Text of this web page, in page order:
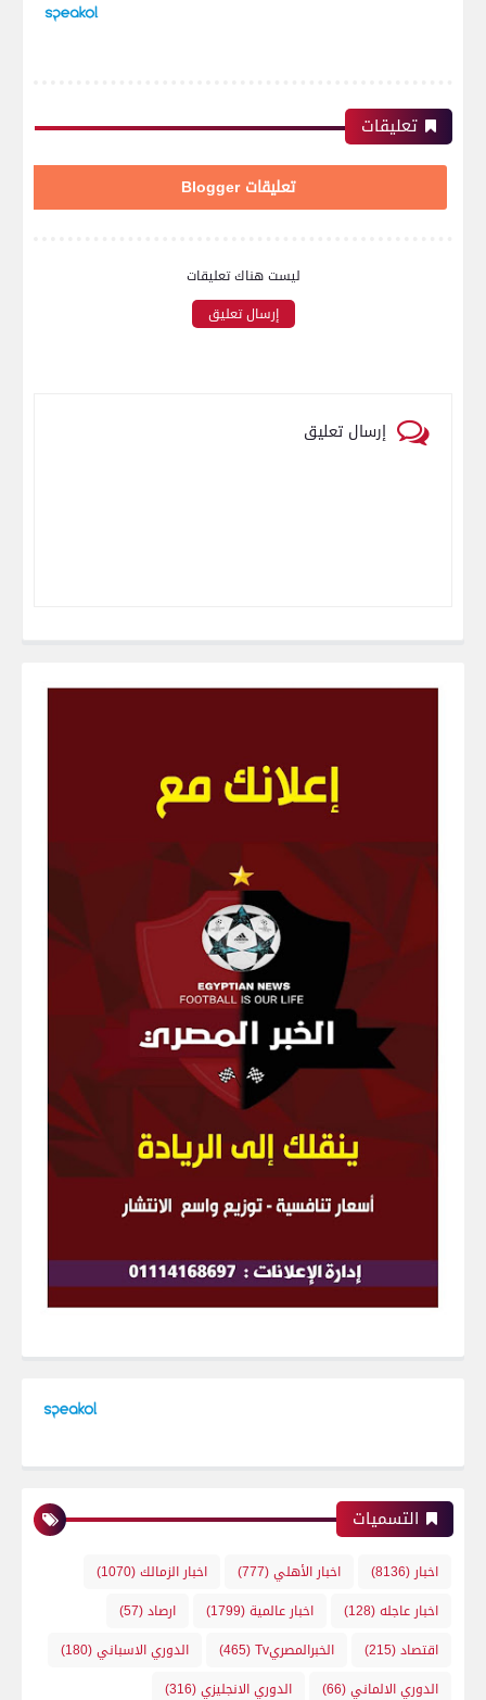
تعليقات
تعليقات Blogger
ليست هناك تعليقات
إرسال تعليق
إرسال تعليق
التسميات
اخبار (8136) اخبار الأهلي(777) اخبار الزمالك(1070)
اخبار عاجله(128) اخبار عالمية(1799) ارصاد(57)
اقتصاد(215) الخبرالمصريTv (465) الدوري الاسباني(180)
الدوري الالماني(66) الدوري الانجليزي(316)